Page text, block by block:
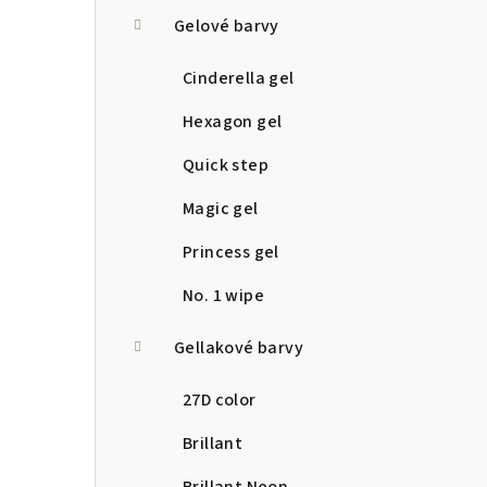
Gelové barvy
Cinderella gel
Hexagon gel
Quick step
Magic gel
Princess gel
No. 1 wipe
Gellakové barvy
27D color
Brillant